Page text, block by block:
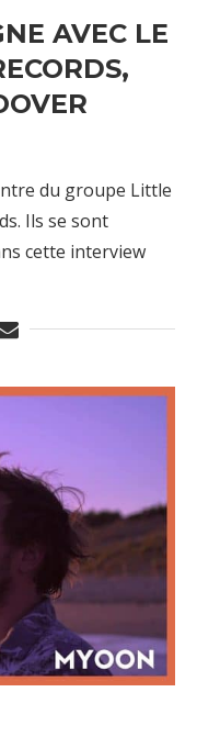
AVEC LE
du groupe Little
Ils se sont
cette interview